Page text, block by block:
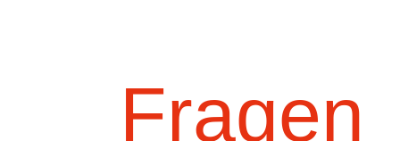
Fragen